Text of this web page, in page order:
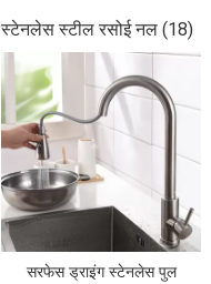
स्टेनलेस स्टील रसोई नल (18)
सरफेस ड्राइंग स्टेनलेस पुल
सबसे अच्छी कीमत